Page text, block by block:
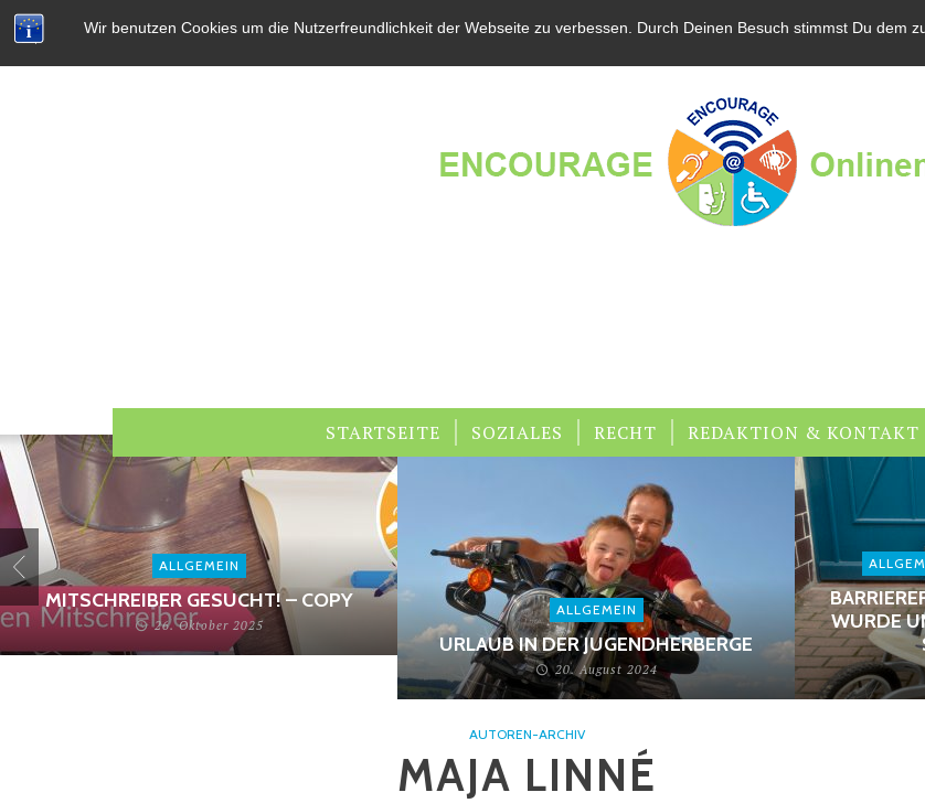
Wir benutzen Cookies um die Nutzerfreundlichkeit der Webseite zu verbessen. Durch Deinen Besuch stimmst Du dem
STARTSEITE SOZIALES RECHT REDAKTION & KONTAKT
ALLGEMEIN
MITSCHREIBER GESUCHT! – COPY
26. Oktober 2025
ALLGEMEIN
URLAUB IN DER JUGENDHERBERGE
20. August 2024
URDE
AUTOREN-ARCHIV
MAJA LINNÉ